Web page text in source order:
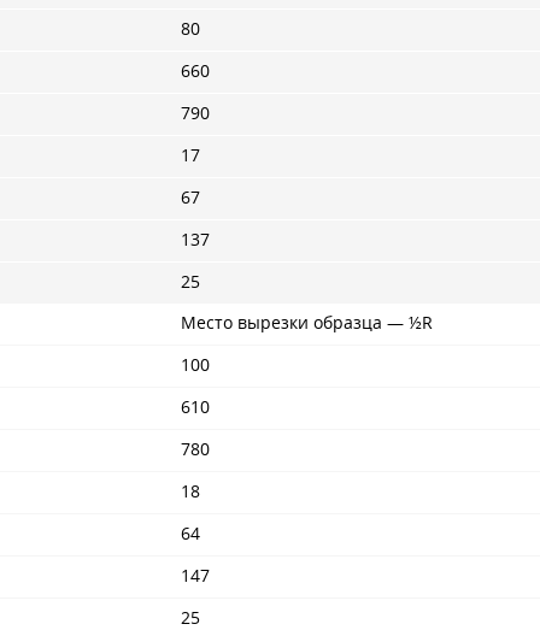
80
660
790
17
67
137
25
Место вырезки образца — ½R
100
610
780
18
64
147
25